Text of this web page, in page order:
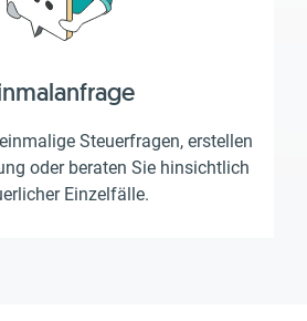
Steuerfragen, erstellen
oder beraten Sie hinsichtlich
Einzelfälle.